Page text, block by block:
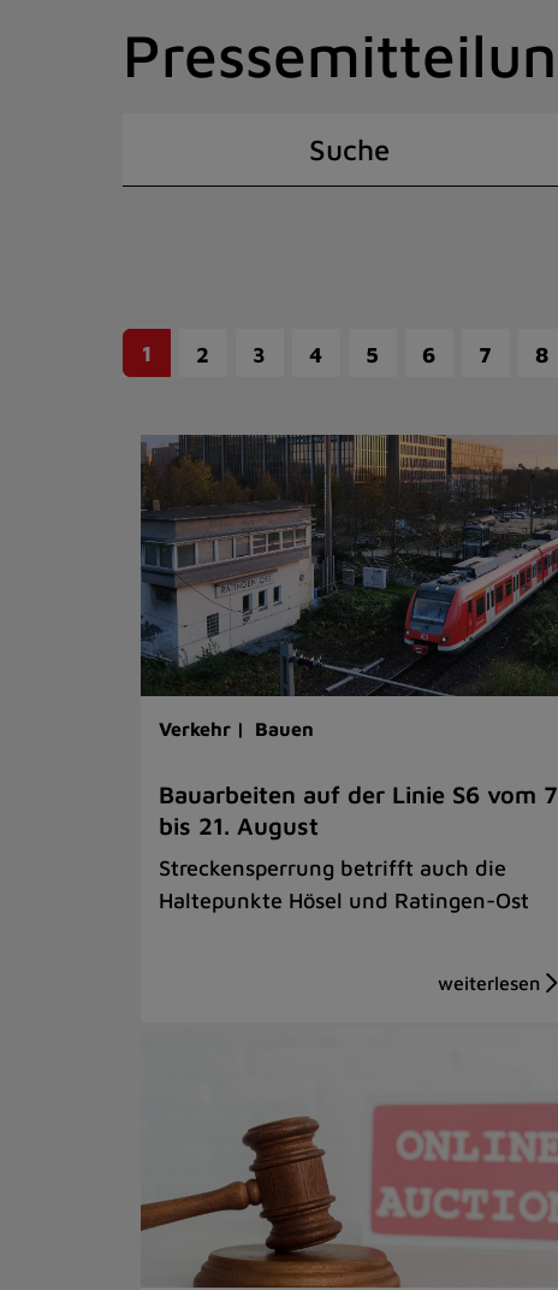
Suche
1 2 3 4 5 6 7 8
Verkehr | Bauen
Bauarbeiten auf der Linie S6 vom
bis 21. August
Streckensperrung betrifft auch die
Haltepunkte Hösel und Ratingen-Ost